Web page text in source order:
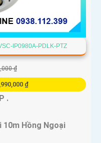
IP0980A-PDLK-PTZ
₫
₫
.
10m Hồng Ngoại